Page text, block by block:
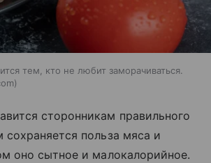
тем, кто не любит заморачиваться.
сторонникам правильного
польза мяса и
оно сытное и малокалорийное.